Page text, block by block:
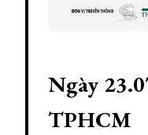
Ngày
TPHCM